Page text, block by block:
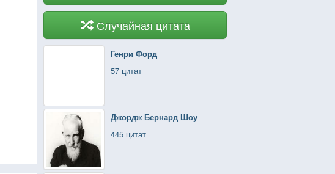
Случайная цитата
Генри Форд
57 цитат
Джордж Бернард Шоу
445 цитат